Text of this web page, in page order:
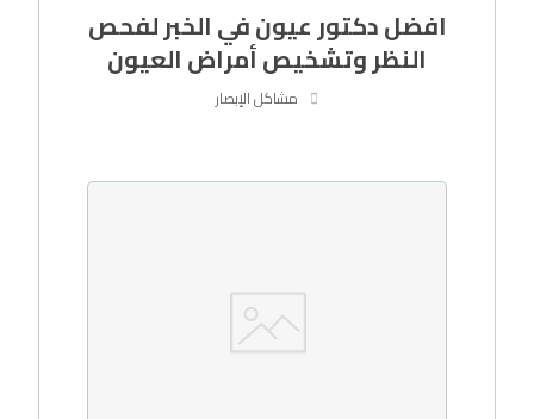
افضل دكتور عيون في الخبر لفحص
النظر وتشخيص أمراض العيون
مشاكل الإبصار